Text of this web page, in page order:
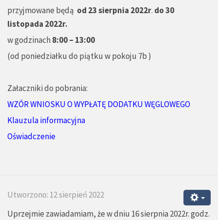
przyjmowane będą od 23 sierpnia 2022r. do 30
listopada 2022r.
w godzinach 8:00 – 13:00
(od poniedziałku do piątku w pokoju 7b )
Załaczniki do pobrania:
WZÓR WNIOSKU O WYPŁATĘ DODATKU WĘGLOWEGO
Klauzula informacyjna
Oświadczenie
Utworzono: 12 sierpień 2022
Uprzejmie zawiadamiam, że w dniu 16 sierpnia 2022r. godz.